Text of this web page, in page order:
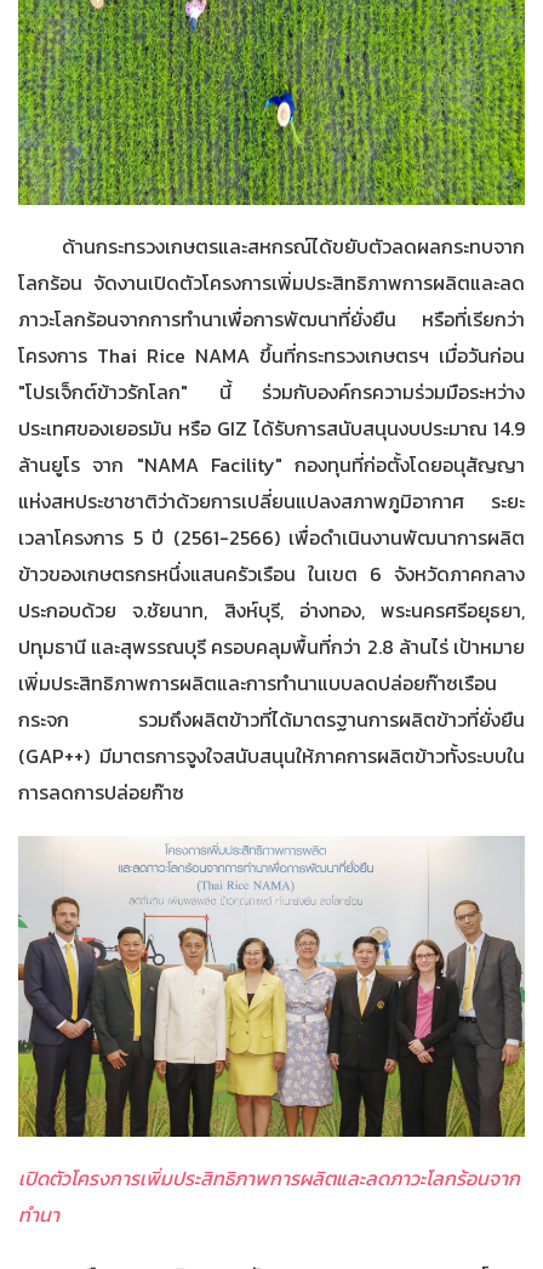
ด้านกระทรวงเกษตรและสหกรณ์ได้ขยับตัวลดผลกระทบจาก
โลกร้อน จัดงานเปิดตัวโครงการเพิ่มประสิทธิภาพการผลิตและลด
ภาวะโลกร้อนจากการทำนาเพื่อการพัฒนาที่ยั่งยืน หรือที่เรียกว่า
โครงการ Thai Rice NAMA ขึ้นที่กระทรวงเกษตรฯ เมื่อวันก่อน
"โปรเจ็กต์ข้าวรักโลก" นี้ ร่วมกับองค์กรความร่วมมือระหว่าง
ประเทศของเยอรมัน หรือ GIZ ได้รับการสนับสนุนงบประมาณ 14.9
ล้านยูโร จาก "NAMA Facility" กองทุนที่ก่อตั้งโดยอนุสัญญา
แห่งสหประชาชาติว่าด้วยการเปลี่ยนแปลงสภาพภูมิอากาศ ระยะ
เวลาโครงการ 5 ปี (2561-2566) เพื่อดำเนินงานพัฒนาการผลิต
ข้าวของเกษตรกรหนึ่งแสนครัวเรือน ในเขต 6 จังหวัดภาคกลาง
ประกอบด้วย จ.ชัยนาท, สิงห์บุรี, อ่างทอง, พระนครศรีอยุธยา,
ปทุมธานี และสุพรรณบุรี ครอบคลุมพื้นที่กว่า 2.8 ล้านไร่ เป้าหมาย
เพิ่มประสิทธิภาพการผลิตและการทำนาแบบลดปล่อยก๊าซเรือน
กระจก รวมถึงผลิตข้าวที่ได้มาตรฐานการผลิตข้าวที่ยั่งยืน
(GAP++) มีมาตรการจูงใจสนับสนุนให้ภาคการผลิตข้าวทั้งระบบใน
การลดการปล่อยก๊าซ
เปิดตัวโครงการเพิ่มประสิทธิภาพการผลิตและลดภาวะโลกร้อนจาก
ทำนา